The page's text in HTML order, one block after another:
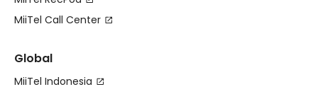
MiiTel Call Center
Global
MiiTel Indonesia